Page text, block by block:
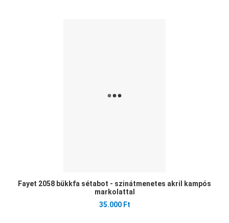
Fayet 2058 bükkfa sétabot - szinátmenetes akril kampós
markolattal
35.000 Ft